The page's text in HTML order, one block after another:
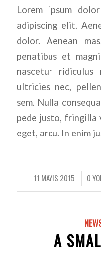
Lorem ipsum
adipiscing elit.
dolor. Aenean
penatibus et
nascetur ridiculus
ultricies nec,
sem. Nulla
pede justo, fringilla
eget, arcu. In enim
11 MAYIS 2015
/ 0 /
A